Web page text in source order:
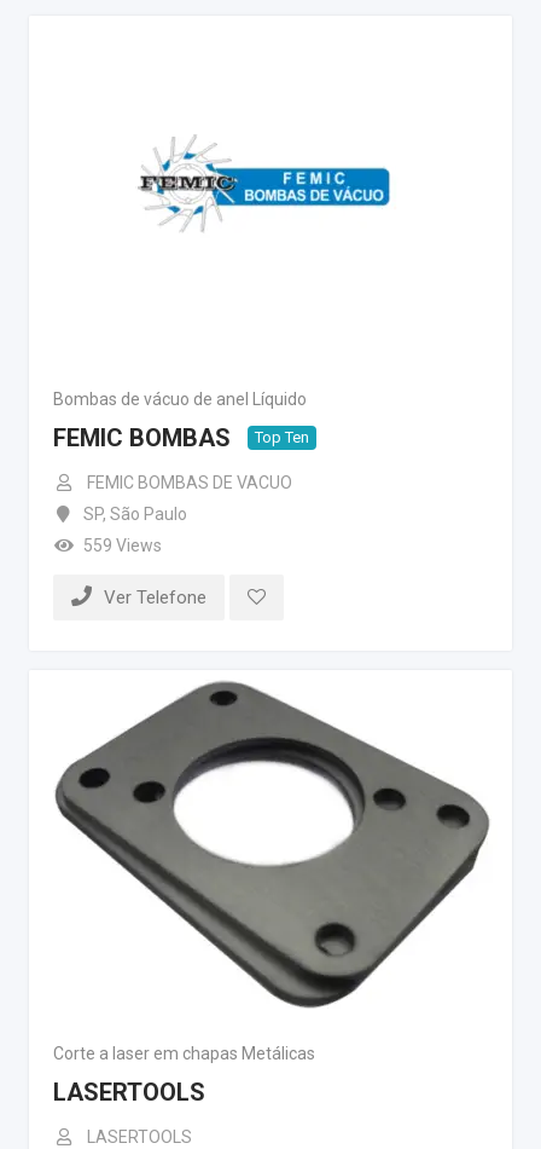
Bombas de vácuo de anel Líquido
FEMIC BOMBAS Top Ten
FEMIC BOMBAS DE VACUO
SP, São Paulo
559 Views
Ver Telefone
Corte a laser em chapas Metálicas
LASERTOOLS
LASERTOOLS